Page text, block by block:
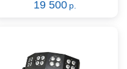
19 500 р.